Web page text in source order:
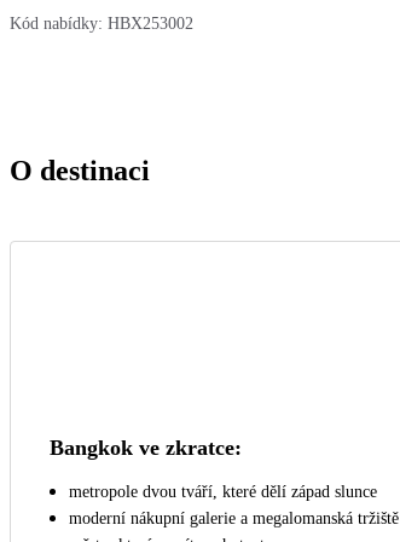
Kód nabídky: HBX253002
O destinaci
Bangkok ve zkratce:
metropole dvou tváří, které dělí západ slunce
moderní nákupní galerie a megalomanská tržiště